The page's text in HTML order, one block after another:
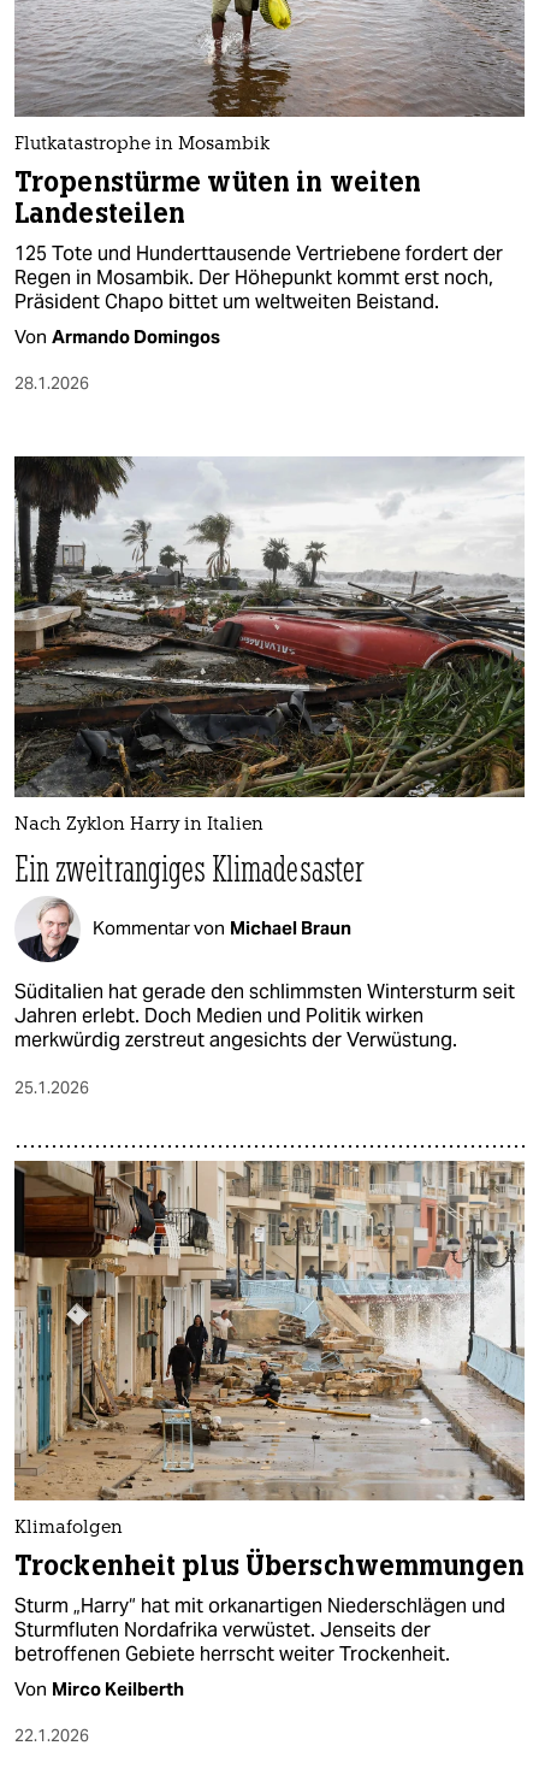
nord
wahrheit
verlag
verlag
veranstaltungen
shop
abo
genossenschaft
epaper login
Flutkatastrophe in Mosambik
Tropenstürme wüten in weiten
Landesteilen
125 Tote und Hunderttausende Vertriebene fordert der
Regen in Mosambik. Der Höhepunkt kommt erst noch,
Präsident Chapo bittet um weltweiten Beistand.
Von Armando Domingos
28.1.2026
Nach Zyklon Harry in Italien
Ein zweitrangiges Klimadesaster
Kommentar von Michael Braun
Süditalien hat gerade den schlimmsten Wintersturm seit
Jahren erlebt. Doch Medien und Politik wirken
merkwürdig zerstreut angesichts der Verwüstung.
25.1.2026
Klimafolgen
Trockenheit plus Überschwemmungen
Sturm „Harry“ hat mit orkanartigen Niederschlägen und
Sturmfluten Nordafrika verwüstet. Jenseits der
betroffenen Gebiete herrscht weiter Trockenheit.
Von Mirco Keilberth
22.1.2026